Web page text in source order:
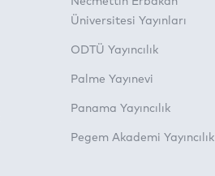
Üniversitesi Yayınları
ODTÜ Yayıncılık
Palme Yayınevi
Panama Yayıncılık
Pegem Akademi Yayıncılık